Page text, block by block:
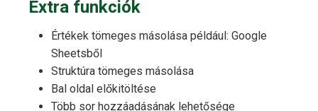
Extra funkciók
Értékek tömeges másolása például: Google
Sheetsből
Struktúra tömeges másolása
Bal oldal előkitöltése
Több sor hozzáadásának lehetősége